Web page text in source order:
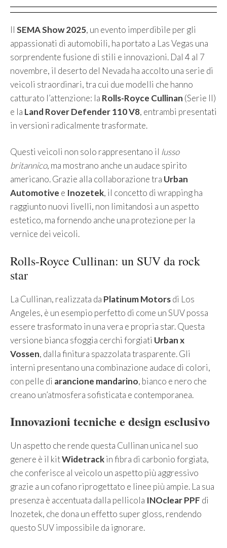
Il SEMA Show 2025, un evento imperdibile per gli
appassionati di automobili, ha portato a Las Vegas una
sorprendente fusione di stili e innovazioni. Dal 4 al 7
novembre, il deserto del Nevada ha accolto una serie di
veicoli straordinari, tra cui due modelli che hanno
catturato l’attenzione: la Rolls-Royce Cullinan (Serie II)
e la Land Rover Defender 110 V8, entrambi presentati
in versioni radicalmente trasformate.
Questi veicoli non solo rappresentano il lusso
britannico, ma mostrano anche un audace spirito
americano. Grazie alla collaborazione tra Urban
Automotive e Inozetek, il concetto di wrapping ha
raggiunto nuovi livelli, non limitandosi a un aspetto
estetico, ma fornendo anche una protezione per la
vernice dei veicoli.
Rolls-Royce Cullinan: un SUV da rock
star
La Cullinan, realizzata da Platinum Motorsdi Los
Angeles, è un esempio perfetto di come un SUV possa
essere trasformato in una vera e propria star. Questa
versione bianca sfoggia cerchi forgiati Urban x
Vossen, dalla finitura spazzolata trasparente. Gli
interni presentano una combinazione audace di colori,
con pelle di arancione mandarino, bianco e nero che
creano un’atmosfera sofisticata e contemporanea.
Innovazioni tecniche e design esclusivo
Un aspetto che rende questa Cullinan unica nel suo
genere è il kitWidetrackin fibra di carbonio forgiata,
che conferisce al veicolo un aspetto più aggressivo
grazie a un cofano riprogettato e linee più ampie. La sua
presenza è accentuata dalla pellicola INOclear PPF di
Inozetek, che dona un effetto super gloss, rendendo
questo SUV impossibile da ignorare.